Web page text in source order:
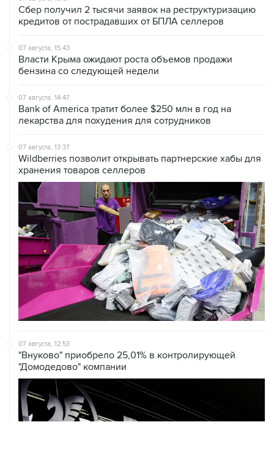
Сбер получил 2 тысячи заявок на реструктуризацию
кредитов от пострадавших от БПЛА селлеров
07 августа, 15:43
Власти Крыма ожидают роста объемов продажи
бензина со следующей недели
07 августа, 14:47
Bank of America тратит более $250 млн в год на
лекарства для похудения для сотрудников
07 августа, 13:37
Wildberries позволит открывать партнерские хабы для
хранения товаров селлеров
07 августа, 12:53
"Внуково" приобрело 25,01% в контролирующей
"Домодедово" компании